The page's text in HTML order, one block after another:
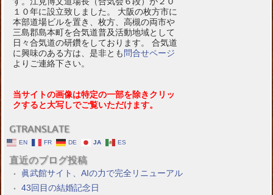
１０年に設立致しました。 大阪の枚方市に
本部道場ビルを置き、枚方、高槻の両市や
三島郡島本町を合気道普及活動地域として
日々合気道の研鑽をしております。 合気道
に興味のある方は、是非とも 問合せページ
よりご連絡下さい。
当サイトの画像は特定の一部を除きクリッ
クすると大写しでご覧いただけます。
GTRANSLATE
EN FR DE JA ES
直近のブログ投稿
眞武館サイト、AIの力で完全リニューアル
43回目の結婚記念日